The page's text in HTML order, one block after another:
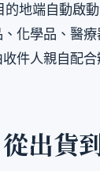
地端自動啟
化學品、醫
件人親自配合
出貨